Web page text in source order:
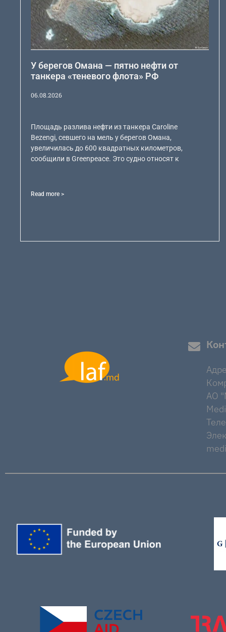
У берегов Омана — пятно нефти от
танкера «теневого флота» РФ
06.08.2026
Площадь разлива нефти из танкера Caroline
Bezengi, севшего на мель у берегов Омана,
увеличилась до 600 квадратных километров,
сообщили в Greenpeace. Это судно относят к
Read more >
AO